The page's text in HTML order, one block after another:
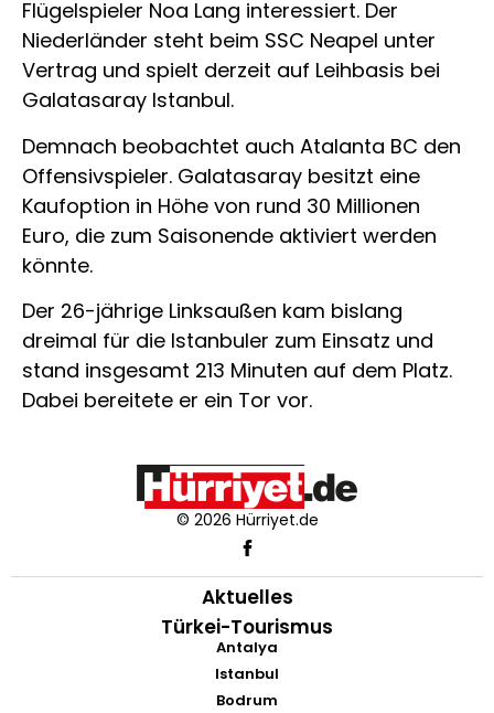
Flügelspieler Noa Lang interessiert. Der
Niederländer steht beim SSC Neapel unter
Vertrag und spielt derzeit auf Leihbasis bei
Galatasaray Istanbul.
Demnach beobachtet auch Atalanta BC den
Offensivspieler. Galatasaray besitzt eine
Kaufoption in Höhe von rund 30 Millionen
Euro, die zum Saisonende aktiviert werden
könnte.
Der 26-jährige Linksaußen kam bislang
dreimal für die Istanbuler zum Einsatz und
stand insgesamt 213 Minuten auf dem Platz.
Dabei bereitete er ein Tor vor.
© 2026 Hürriyet.de
Aktuelles
Türkei-Tourismus
Antalya
Istanbul
Bodrum